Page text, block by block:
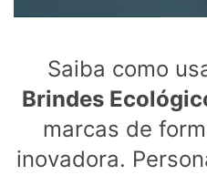
Saiba como
Brindes
marcas de
inovadora.